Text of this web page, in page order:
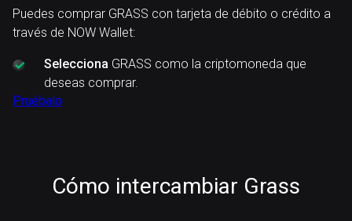
Puedes comprar GRASS con tarjeta de débito o crédito a
través de NOW Wallet:
Selecciona GRASS como la criptomoneda que
deseas comprar.
Pruébalo
Cómo intercambiar Grass